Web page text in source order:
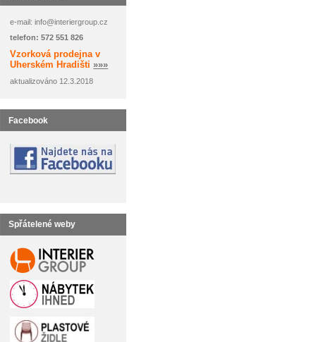
e-mail: info@interiergroup.cz
telefon: 572 551 826
Vzorková prodejna v
Uherském Hradišti »»»
aktualizováno 12.3.2018
Facebook
Spřátelené weby